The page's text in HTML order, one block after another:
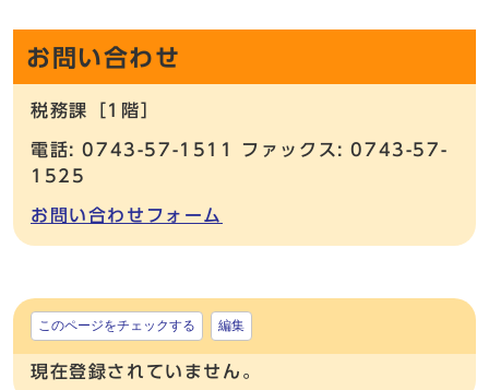
お問い合わせ
税務課［1階］
電話: 0743-57-1511 ファックス: 0743-57-
1525
お問い合わせフォーム
このページをチェックする 編集
現在登録されていません。